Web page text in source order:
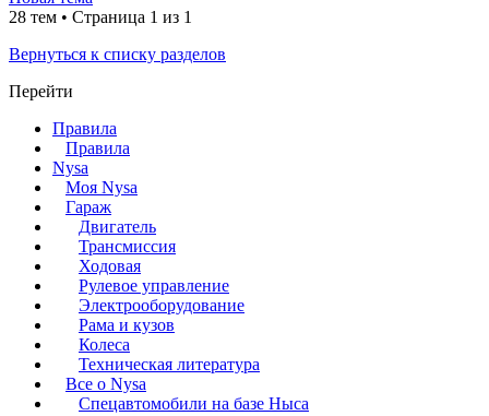
28 тем • Страница 1 из 1
Вернуться к списку разделов
Перейти
Правила
Правила
Nysa
Моя Nysa
Гараж
Двигатель
Трансмиссия
Ходовая
Рулевое управление
Электрооборудование
Рама и кузов
Колеса
Техническая литература
Все о Nysa
Спецавтомобили на базе Ныса